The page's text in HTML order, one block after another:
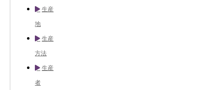
生産
地
生産
方法
生産
者